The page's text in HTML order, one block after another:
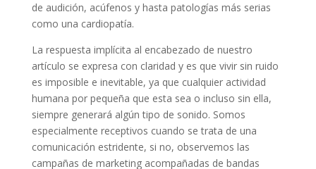
de audición, acúfenos y hasta patologías más serias
como una cardiopatía.
La respuesta implícita al encabezado de nuestro
artículo se expresa con claridad y es que vivir sin ruido
es imposible e inevitable, ya que cualquier actividad
humana por pequeña que esta sea o incluso sin ella,
siempre generará algún tipo de sonido. Somos
especialmente receptivos cuando se trata de una
comunicación estridente, si no, observemos las
campañas de marketing acompañadas de bandas